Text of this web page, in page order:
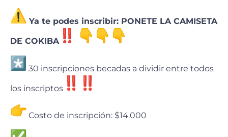
Ya te podes inscribir: PONETE LA CAMISETA
DE COKIBA
30 inscripciones becadas a dividir entre todos
los inscriptos
Costo de inscripción: $14.000